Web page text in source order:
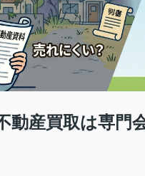
動産買取は専